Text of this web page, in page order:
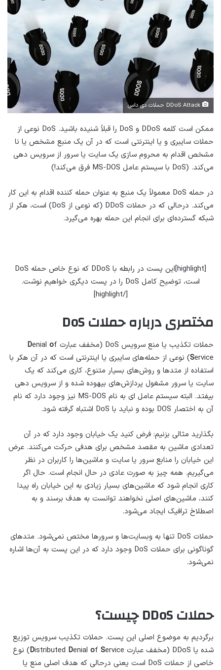
ممکن است کلمه DDoS و DoS را قبلاً شنیده باشید. DoS نوعی از
حملات سایبری و یا اینترنتی است که در آن یک منبع مشخص یا نا
مشخص اقدام به محروم سازی یک سایت یا سرور از سرویس دهی
می‌کند. (DoS با سیستم عامل MS-DOS فرق می‌کند!)
در حمله DoS معمولاً یک منبع به عنوان حمله کننده اقدام به این کار
می‌کند. درحالی که در حملات DDoS (که نوعی از DoS) است، هکر از
شبکه گسترده‌ای برای انجام این حمله بهره می‌گیرد.
[highlight]این پست در رابطه با DDoS که نوع خاص حمله DoS
است، توضیح کامل DoS را در پست دیگری خواهیم نوشت.
[/highlight]
مختصری درباره حملات DoS
حملات تکذیب یا منع سرویس DoS (مخفف عبارت Denial of
Service) نوعی از حمله‌های سایبری یا اینترنتی است که در آن هکر با
استفاده از متدها و روش‌های بسیار متنوع، کاری می‌کند که یک
سایت یا سرور مشغول پردازش‌های بیهوده شده و از سرویس دهی
بیفتد. البته سیستم عامل ای به نام MS-DOS نیز وجود دارد که نام
آن به اختصار DOS بوده و نباید با DoS اشتباه گرفته شود.
بگذارید مثالی بزنیم: فرض کنید یک خیابان وجود دارد که در آن
تعدادی ماشین به مقصد مشخص برای هدفی حرکت می‌کنند. عرض
این خیابان را منابع سرور یا سایت و ماشین‌ها را کاربران در نظر
می‌گیریم. همه چیز به صورت عادی در حال انجام است. حال اگر
کاری انجام شود که ماشین‌های بسیار زیادی به این خیابان راه پیدا
کنند، ماشین‌های اصلی نخواهند توانست به هدف برسند و به
اصطلاخ ترافیک ایجاد می‌شود.
حملات DoS تنها به وبسایت‌ها و سرورها مختص نمی‌شود. متدهای
گوناگونی برای حملات DoS وجود دارد که در این پست به آن‌ها اشاره
نمی‌شود.
حملات DDoS چیست؟
برگردیم به موضوع اصلی این پست. حملات تکذیب سرویس توزیع
شده یا DDoS (مخفف عبارت
Distributed Denial of S
ervice) نوع
خاصی از حملات DoS است یعنی درحالی که هدف اصلی منع یا